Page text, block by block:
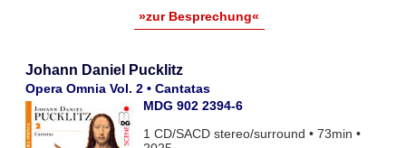
»zur Besprechung«
Johann Daniel Pucklitz
Opera Omnia Vol. 2 • Cantatas
MDG 902 2394-6
1 CD/SACD stereo/surround • 73min •